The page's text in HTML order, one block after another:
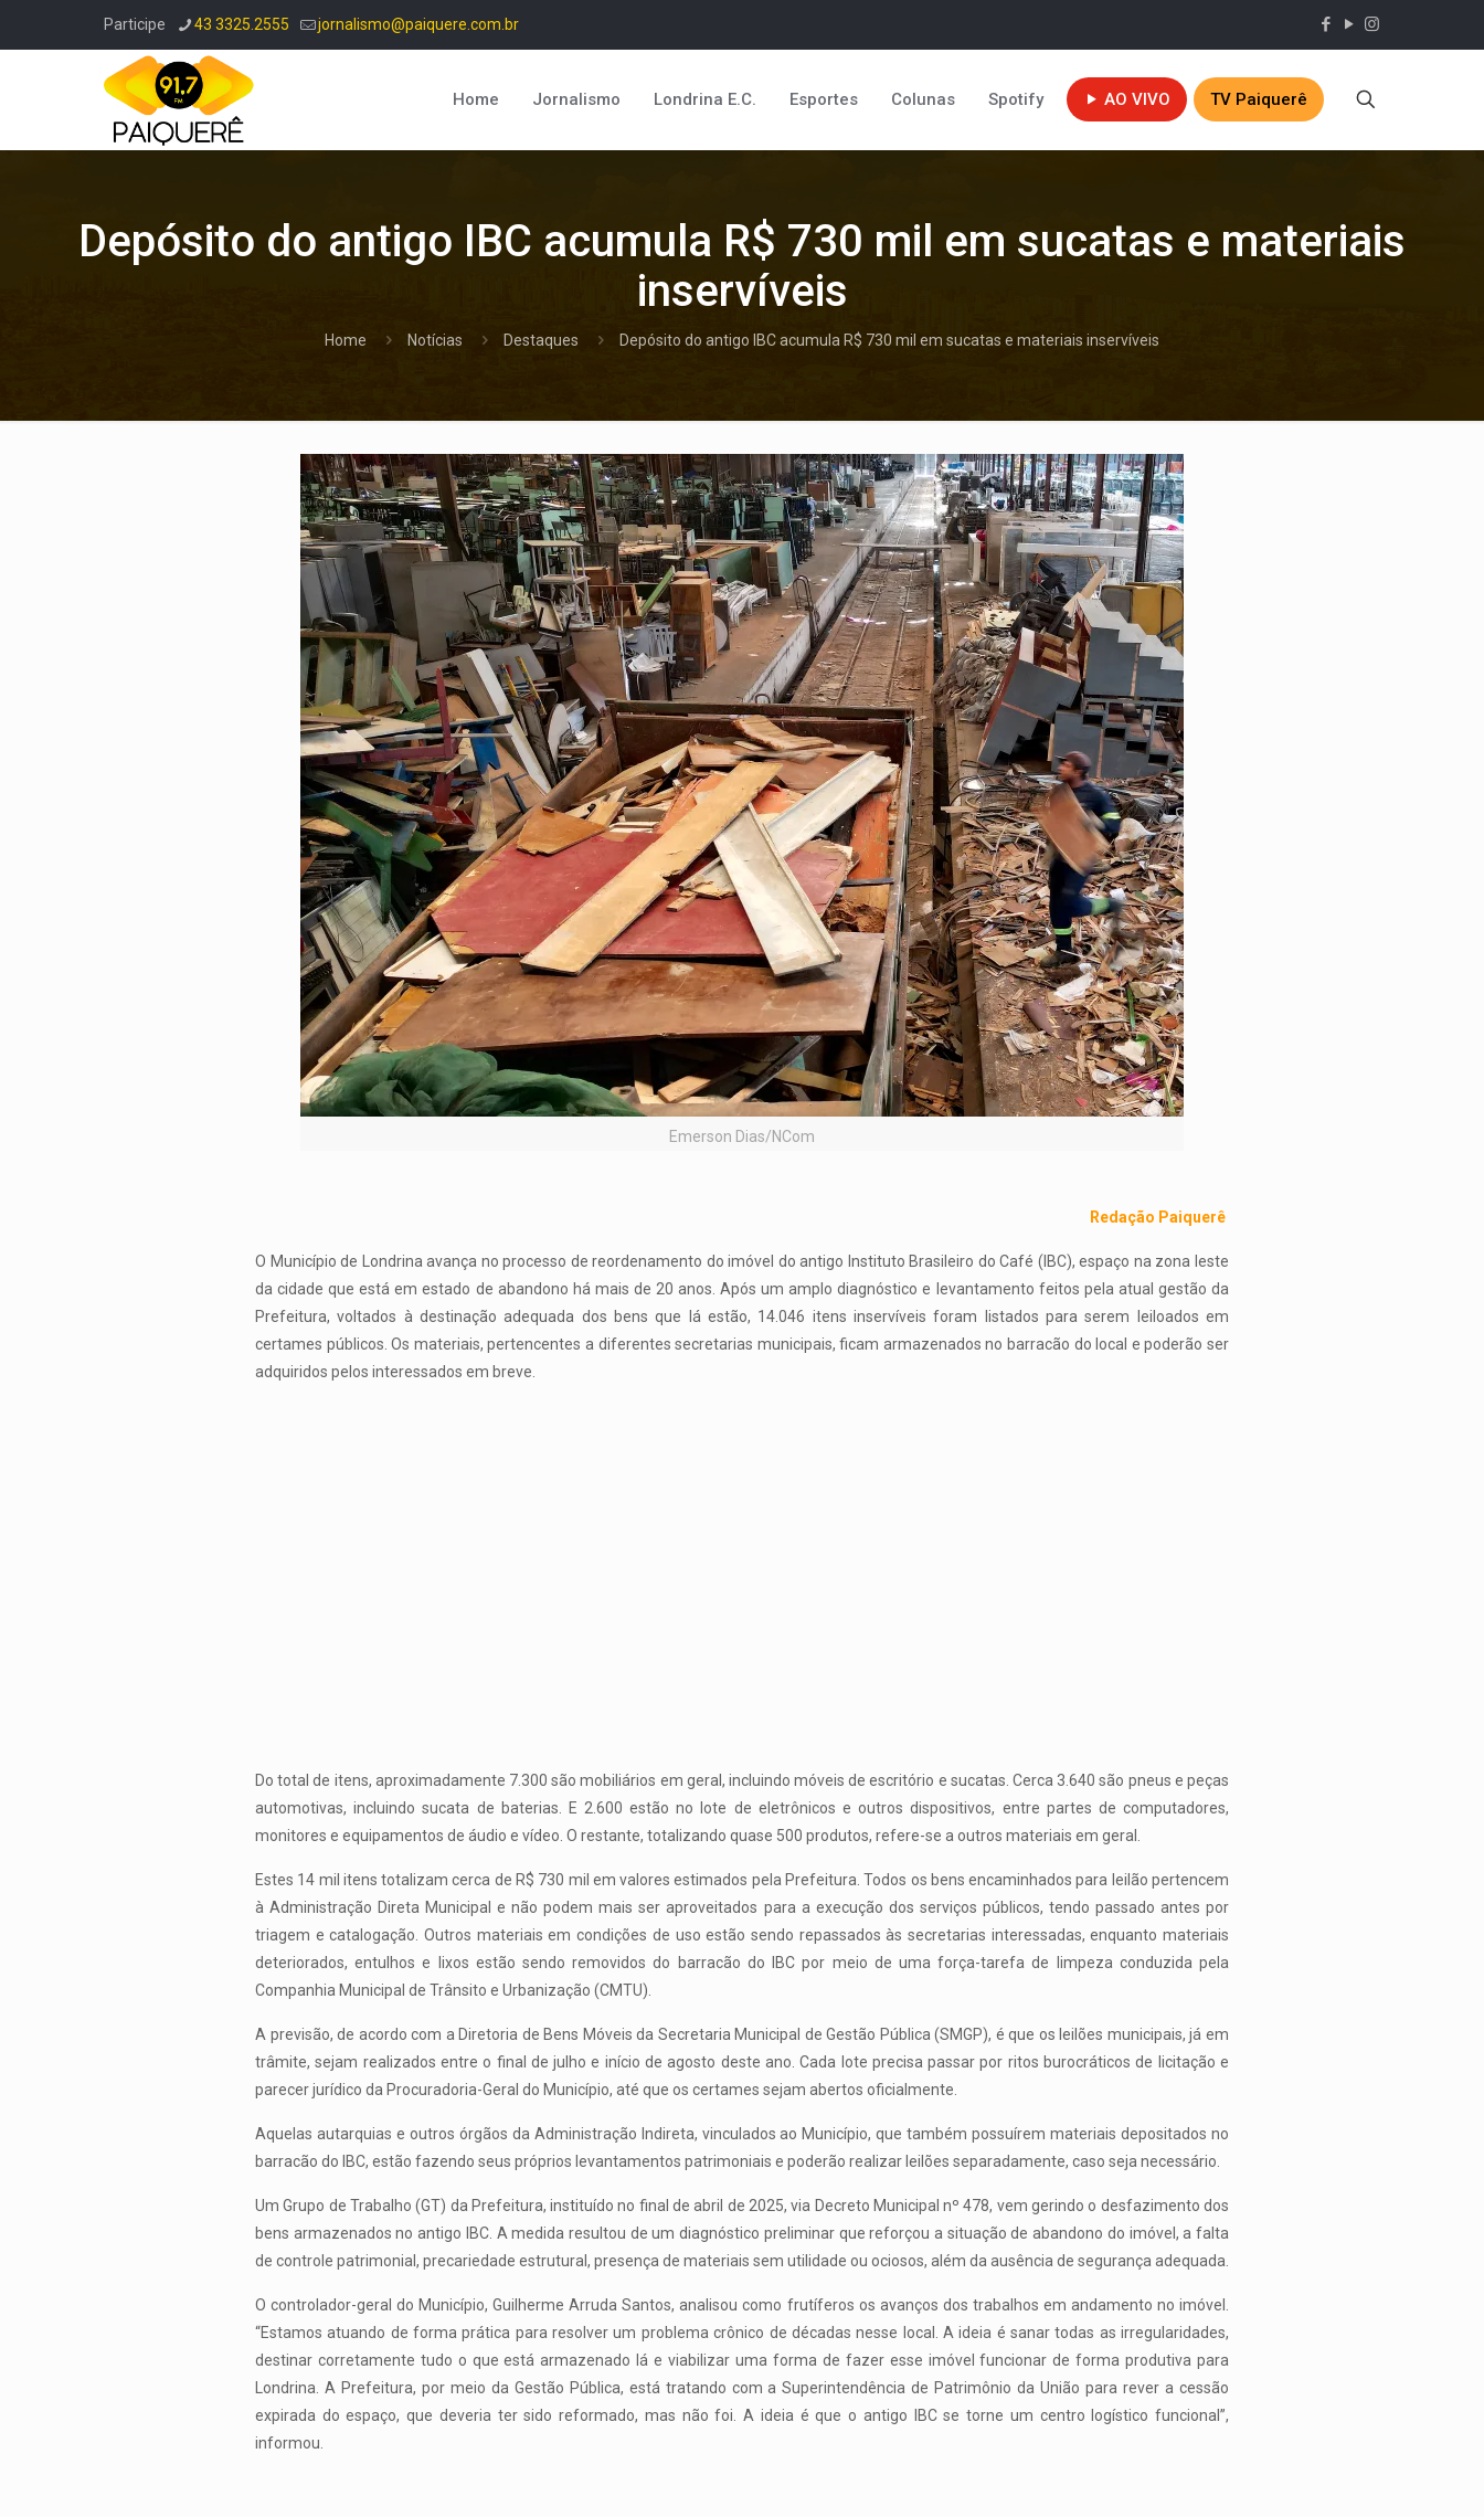
Participe 43 3325.2555 jornalismo@paiquere.com.br
Home Jornalismo Londrina E.C. Esportes Colunas Spotify AO VIVO TV Paiquerê
Depósito do antigo IBC acumula R$ 730 mil em sucatas e materiais
inservíveis
Home Notícias Destaques Depósito do antigo IBC acumula R$ 730 mil em sucatas e materiais inservíveis
Emerson Dias/NCom
Redação Paiquerê
O Município de Londrina avança no processo de reordenamento do imóvel do antigo Instituto Brasileiro do Café (IBC), espaço na zona leste
da cidade que está em estado de abandono há mais de 20 anos. Após um amplo diagnóstico e levantamento feitos pela atual gestão da
Prefeitura, voltados à destinação adequada dos bens que lá estão, 14.046 itens inservíveis foram listados para serem leiloados em
certames públicos. Os materiais, pertencentes a diferentes secretarias municipais, ficam armazenados no barracão do local e poderão ser
adquiridos pelos interessados em breve.
Do total de itens, aproximadamente 7.300 são mobiliários em geral, incluindo móveis de escritório e sucatas. Cerca 3.640 são pneus e peças
automotivas, incluindo sucata de baterias. E 2.600 estão no lote de eletrônicos e outros dispositivos, entre partes de computadores,
monitores e equipamentos de áudio e vídeo. O restante, totalizando quase 500 produtos, refere-se a outros materiais em geral.
Estes 14 mil itens totalizam cerca de R$ 730 mil em valores estimados pela Prefeitura. Todos os bens encaminhados para leilão pertencem
à Administração Direta Municipal e não podem mais ser aproveitados para a execução dos serviços públicos, tendo passado antes por
triagem e catalogação. Outros materiais em condições de uso estão sendo repassados às secretarias interessadas, enquanto materiais
deteriorados, entulhos e lixos estão sendo removidos do barracão do IBC por meio de uma força-tarefa de limpeza conduzida pela
Companhia Municipal de Trânsito e Urbanização (CMTU).
A previsão, de acordo com a Diretoria de Bens Móveis da Secretaria Municipal de Gestão Pública (SMGP), é que os leilões municipais, já em
trâmite, sejam realizados entre o final de julho e início de agosto deste ano. Cada lote precisa passar por ritos burocráticos de licitação e
parecer jurídico da Procuradoria-Geral do Município, até que os certames sejam abertos oficialmente.
Aquelas autarquias e outros órgãos da Administração Indireta, vinculados ao Município, que também possuírem materiais depositados no
barracão do IBC, estão fazendo seus próprios levantamentos patrimoniais e poderão realizar leilões separadamente, caso seja necessário.
Um Grupo de Trabalho (GT) da Prefeitura, instituído no final de abril de 2025, via Decreto Municipal nº 478, vem gerindo o desfazimento dos
bens armazenados no antigo IBC. A medida resultou de um diagnóstico preliminar que reforçou a situação de abandono do imóvel, a falta
de controle patrimonial, precariedade estrutural, presença de materiais sem utilidade ou ociosos, além da ausência de segurança adequada.
O controlador-geral do Município, Guilherme Arruda Santos, analisou como frutíferos os avanços dos trabalhos em andamento no imóvel.
“Estamos atuando de forma prática para resolver um problema crônico de décadas nesse local. A ideia é sanar todas as irregularidades,
destinar corretamente tudo o que está armazenado lá e viabilizar uma forma de fazer esse imóvel funcionar de forma produtiva para
Londrina. A Prefeitura, por meio da Gestão Pública, está tratando com a Superintendência de Patrimônio da União para rever a cessão
expirada do espaço, que deveria ter sido reformado, mas não foi. A ideia é que o antigo IBC se torne um centro logístico funcional”,
informou.